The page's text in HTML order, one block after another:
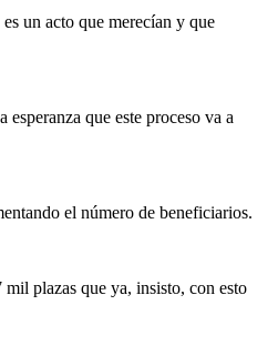
un acto que merecían y que
que este proceso va a
el número de beneficiarios.
mil plazas que ya, insisto, con esto